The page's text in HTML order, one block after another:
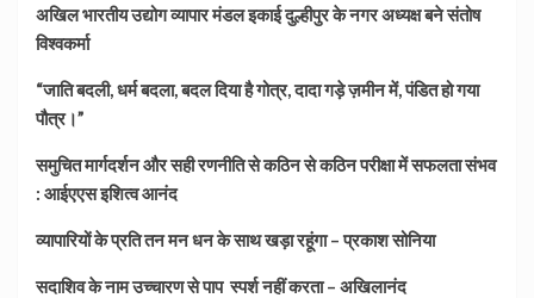
अखिल भारतीय उद्योग व्यापार मंडल इकाई दुल्हीपुर के नगर अध्यक्ष बने संतोष
विश्वकर्मा
“जाति बदली, धर्म बदला, बदल दिया है गोत्र, दादा गड़े ज़मीन में, पंडित हो गया
पौत्र।”
समुचित मार्गदर्शन और सही रणनीति से कठिन से कठिन परीक्षा में सफलता संभव
: आईएएस इशित्व आनंद
व्यापारियों के प्रति तन मन धन के साथ खड़ा रहूंगा – प्रकाश सोनिया
सदाशिव के नाम उच्चारण से पाप स्पर्श नहीं करता – अखिलानंद